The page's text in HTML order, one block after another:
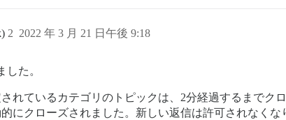
2022 年 3 月 21 日午後 9:18
2
た。
れているカテゴリのトピックは、2分経過するまで
にクローズされました。新しい返信は許可されなくな